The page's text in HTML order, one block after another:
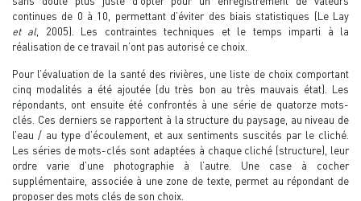
continues de 0 à 10, permettant d’éviter des biais statistiques (Le Lay
et al, 2005). Les contraintes techniques et le temps imparti à la
réalisation de ce travail n’ont pas autorisé ce choix.
Pour l’évaluation de la santé des rivières, une liste de choix comportant
cinq modalités a été ajoutée (du très bon au très mauvais état). Les
répondants, ont ensuite été confrontés à une série de quatorze mots-
clés. Ces derniers se rapportent à la structure du paysage, au niveau de
l’eau / au type d’écoulement, et aux sentiments suscités par le cliché.
Les séries de mots-clés sont adaptées à chaque cliché (structure), leur
ordre varie d’une photographie à l’autre. Une case à cocher
supplémentaire, associée à une zone de texte, permet au répondant de
proposer des mots clés de son choix.